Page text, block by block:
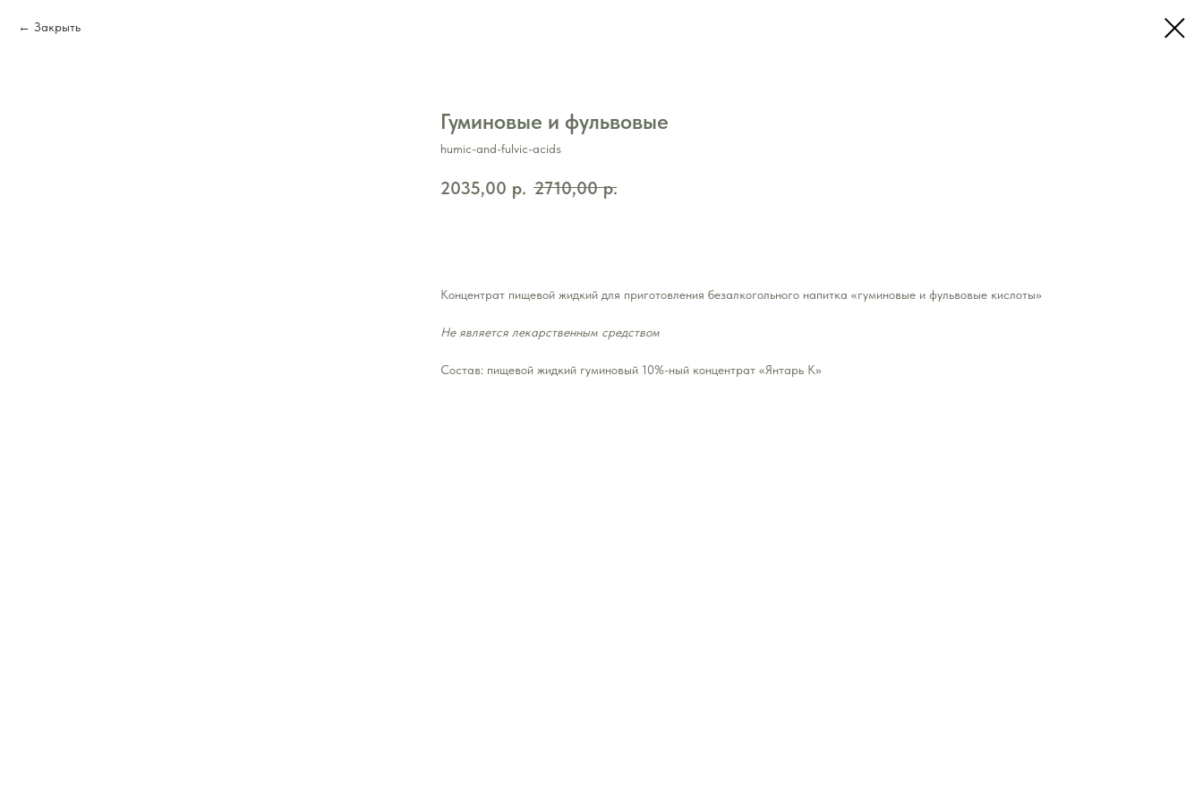
Закрыть
Гуминовые и фульвовые
humic-and-fulvic-acids
2035,00 р. 2710,00 р.
Концентрат пищевой жидкий для приготовления безалкогольного напитка «гуминовые и фульвовые кислоты»
Не является лекарственным средством
Состав: пищевой жидкий гуминовый 10%-ный концентрат «Янтарь К»